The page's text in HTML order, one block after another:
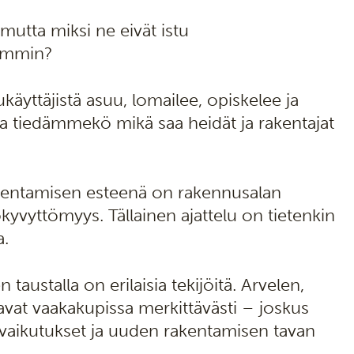
miksi ne eivät istu
asuu, lomailee, opiskelee ja
mikä saa heidät ja rakentajat
esteenä on rakennusalan
Tällainen ajattelu on tietenkin
taustalla on erilaisia tekijöitä. Arvelen,
vaakakupissa merkittävästi – joskus
ja uuden rakentamisen tavan